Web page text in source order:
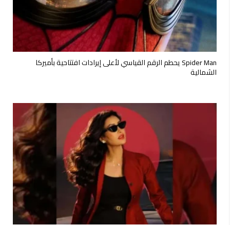
Spider Man يحطم الرقم القياسي لأعلى إيرادات افتتاحية بأميركا
الشمالية